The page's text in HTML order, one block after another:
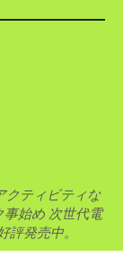
クティビティな
事始め 次世代電
発売中。